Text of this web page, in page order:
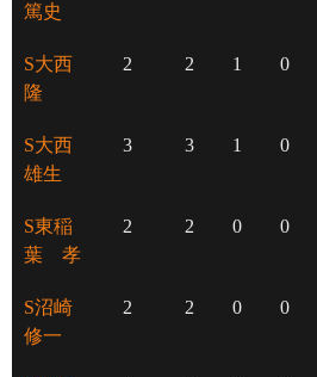
篤史
S大西
隆
2 2 1 0
S大西
雄生
3 3 1 0
S東稲
葉 孝
2 2 0 0
S沼崎
修一
2 2 0 0